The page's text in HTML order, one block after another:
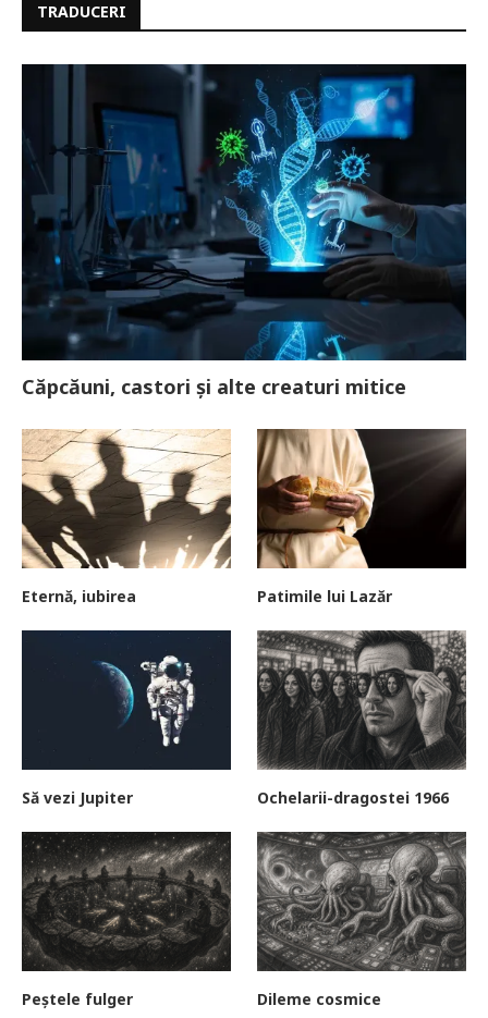
TRADUCERI
Căpcăuni, castori și alte creaturi mitice
Eternă, iubirea Patimile lui Lazăr
Să vezi Jupiter Ochelarii-dragostei 1966
Peștele fulger Dileme cosmice